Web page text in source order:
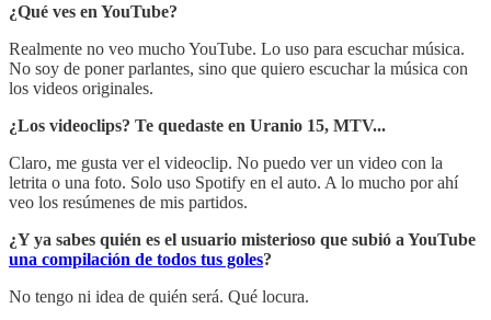
¿Qué ves en YouTube?
Realmente no veo mucho YouTube. Lo uso para escuchar música.
No soy de poner parlantes, sino que quiero escuchar la música con
los videos originales.
¿Los videoclips? Te quedaste en Uranio 15, MTV...
Claro, me gusta ver el videoclip. No puedo ver un video con la
letrita o una foto. Solo uso Spotify en el auto. A lo mucho por ahí
veo los resúmenes de mis partidos.
¿Y ya sabes quién es el usuario misterioso que subió a YouTube
una compilación de todos tus goles?
No tengo ni idea de quién será. Qué locura.